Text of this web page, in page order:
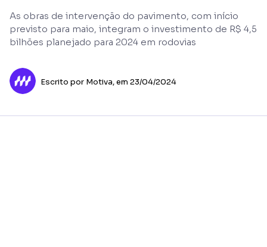
As obras de intervenção do pavimento, com início
previsto para maio, integram o investimento de R$ 4,5
bilhões planejado para 2024 em rodovias
Escrito por Motiva,em 23/04/2024